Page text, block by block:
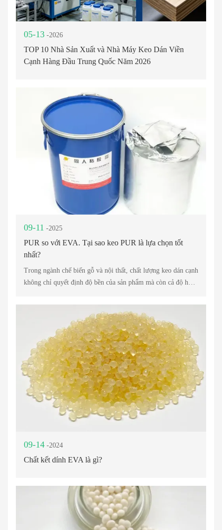
05-13 -2026
TOP 10 Nhà Sản Xuất và Nhà Máy Keo Dán Viền
Cạnh Hàng Đầu Trung Quốc Năm 2026
09-11 -2025
PUR so với EVA. Tại sao keo PUR là lựa chọn tốt
nhất?
Trong ngành chế biến gỗ và nội thất, chất lượng keo dán cạnh
không chỉ quyết định độ bền của sản phẩm mà còn cả độ hoàn
thập kỷ, keo dán cạnh EVA đã được sử dụng rộng rãi trong
các ứng dụng dán cạnh, mang đến một giải pháp tiết kiệm chi
09-14 -2024
Chất kết dính EVA là gì?